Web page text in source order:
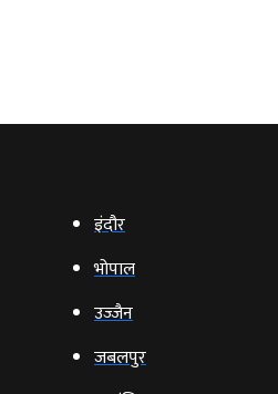
इंदौर
भोपाल
उज्‍जैन
जबलपुर